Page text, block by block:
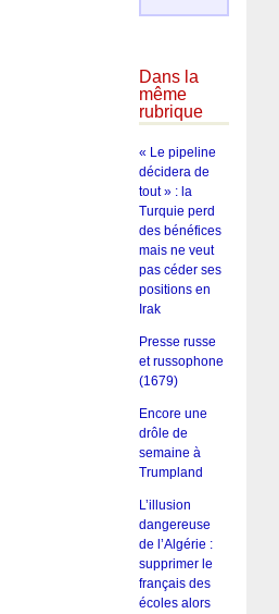
Dans la
même
rubrique
« Le pipeline
décidera de
tout » : la
Turquie perd
des bénéfices
mais ne veut
pas céder ses
positions en
Irak
Presse russe
et russophone
(1679)
Encore une
drôle de
semaine à
Trumpland
L’illusion
dangereuse
de l’Algérie :
supprimer le
français des
écoles alors